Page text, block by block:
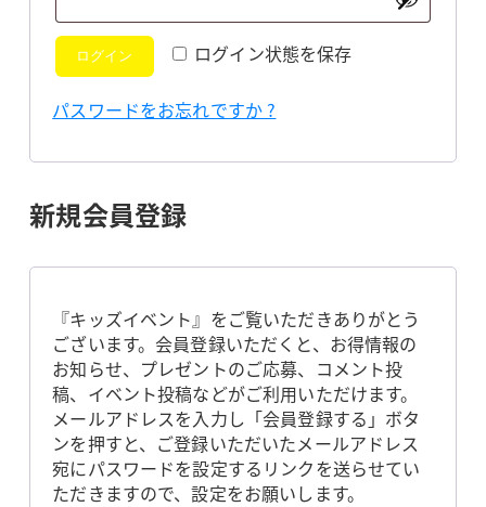
ログイン状態を保存
ログイン
パスワードをお忘れですか ?
新規会員登録
『キッズイベント』をご覧いただきありがとう
ございます。会員登録いただくと、お得情報の
お知らせ、プレゼントのご応募、コメント投
稿、イベント投稿などがご利用いただけます。
メールアドレスを入力し「会員登録する」ボタ
ンを押すと、ご登録いただいたメールアドレス
宛にパスワードを設定するリンクを送らせてい
ただきますので、設定をお願いします。